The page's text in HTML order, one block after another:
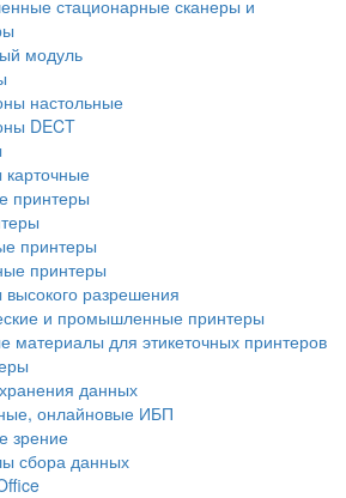
стационарные сканеры и
модуль
настольные
DECT
принтеры
принтеры
принтеры
разрешения
и промышленные принтеры
материалы для этикеточных принтеров
данных
онлайновые ИБП
зрение
сбора данных